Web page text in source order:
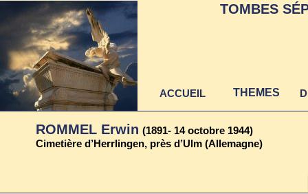
ROMMEL Erwin (1891- 14 octobre 1944)
Cimetière d’Herrlingen, près d’Ulm (Allemagne)
TOMBES
ACCUEIL THEMES